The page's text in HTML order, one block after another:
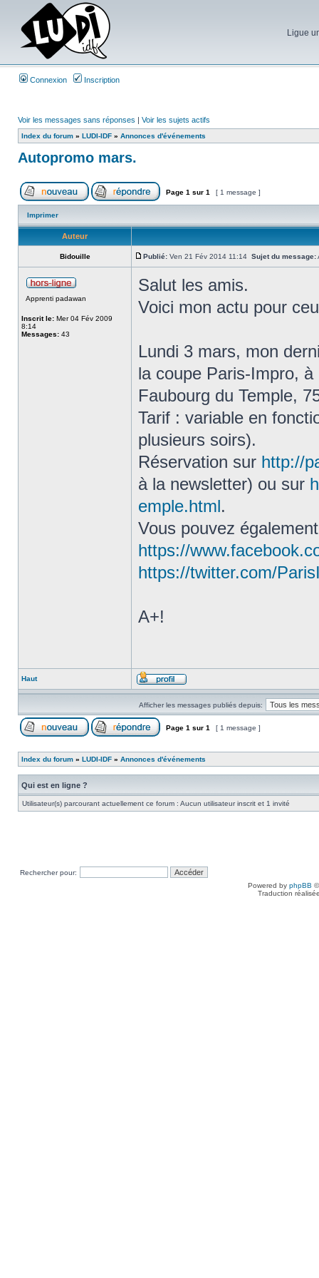
Ligue
Connexion Inscription
Voir les messages sans réponses | Voir les sujets actifs
Index du forum » LUDI-IDF » Annonces d'événements
Autopromo mars.
Page 1 sur 1 [ 1 message ]
Imprimer
Auteur
Bidouille Publié: Ven 21 Fév 2014 11:14 Sujet du message:
Apprenti padawan
Inscrit le: Mer 04 Fév 2009
8:14
Messages: 43
Salut les amis.
Voici mon actu pour
Lundi 3 mars, mon
la coupe Paris-Impro,
Faubourg du Temple,
Tarif : variable en
plusieurs soirs).
Réservation sur http://
à la newsletter) ou sur
emple.html.
Vous pouvez
https://
https://twitter.com/
A+!
Haut
Afficher les messages publiés depuis:
Page 1 sur 1 [ 1 message ]
Index du forum » LUDI-IDF » Annonces d'événements
Qui est en ligne ?
Utilisateur(s) parcourant actuellement ce forum : Aucun utilisateur inscrit et 1 invité
Rechercher pour:
Powered by phpBB
Traduction